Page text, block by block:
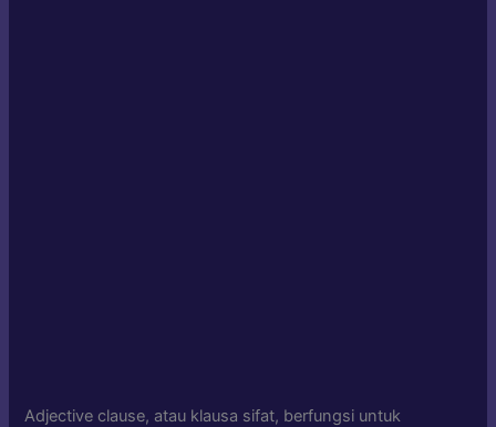
Adjective clause, atau klausa sifat, berfungsi untuk